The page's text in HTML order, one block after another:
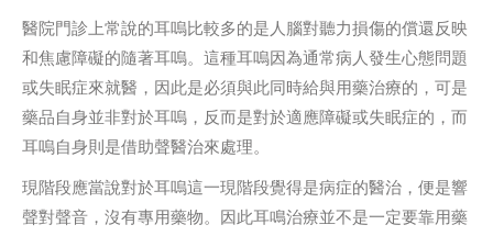
醫院門診上常說的耳嗚比較多的是人腦對聽力損傷的償還反映
和焦慮障礙的隨著耳嗚。這種耳嗚因為通常病人發生心態問題
或失眠症來就醫，因此是必須與此同時給與用藥治療的，可是
藥品自身並非對於耳嗚，反而是對於適應障礙或失眠症的，而
耳嗚自身則是借助聲醫治來處理。
現階段應當說對於耳嗚這一現階段覺得是病症的醫治，便是響
聲對聲音，沒有專用藥物。因此耳鳴治療並不是一定要靠用藥